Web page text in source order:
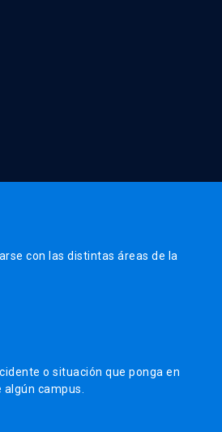
con las distintas áreas de la
o situación que ponga en
campus.